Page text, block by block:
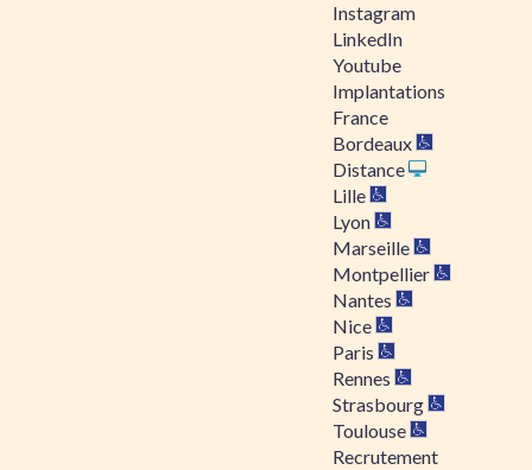
Instagram
LinkedIn
Youtube
Implantations
France
Bordeaux
Distance
Lille
Lyon
Marseille
Montpellier
Nantes
Nice
Paris
Rennes
Strasbourg
Toulouse
Recrutement